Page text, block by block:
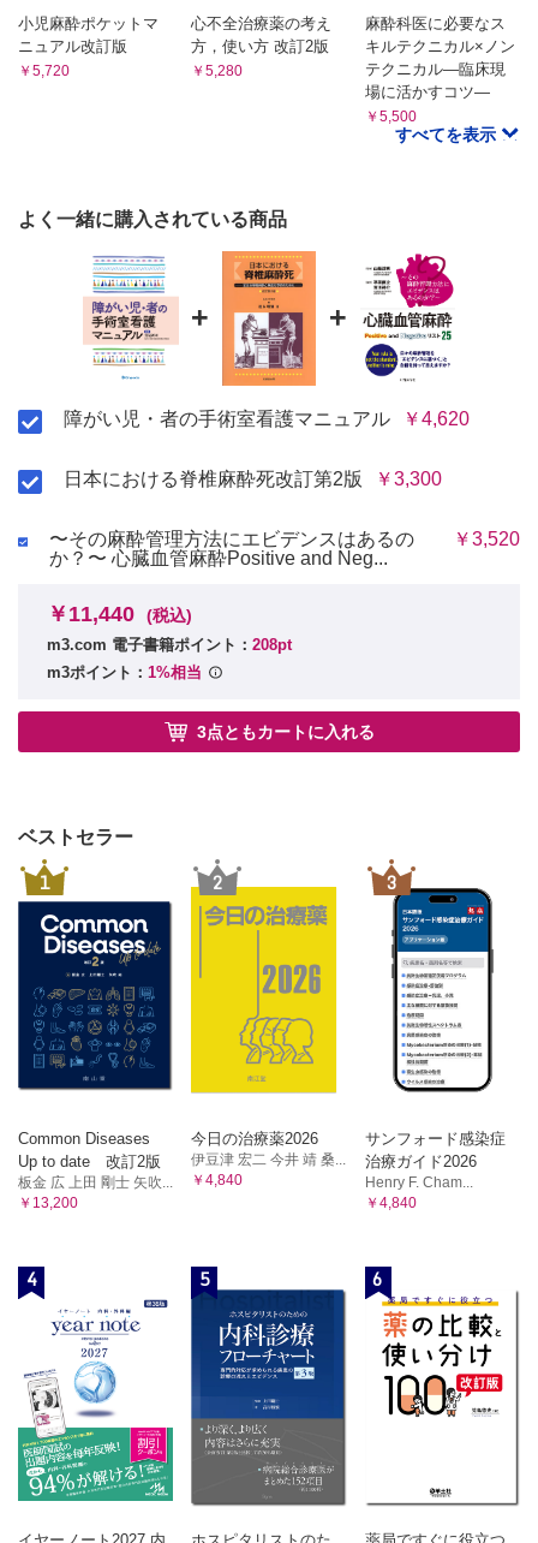
小児麻酔ポケットマ
ニュアル改訂版
￥5,720
心不全治療薬の考え
方，使い方 改訂2版
￥5,280
麻酔科医に必要なス
キルテクニカル×ノン
テクニカル―臨床現
場に活かすコツ―
￥5,500
すべてを表示
よく一緒に購入されている商品
+ +
障がい児・者の手術室看護マニュアル ￥4,620
日本における脊椎麻酔死改訂第2版 ￥3,300
〜その麻酔管理方法にエビデンスはあるの
か？〜 心臓血管麻酔Positive and Neg...
￥3,520
￥11,440 (税込)
m3.com 電子書籍ポイント： 208pt
m3ポイント： 1%相当
3点ともカートに入れる
ベストセラー
1
Common Diseases
Up to date 改訂2版
板金 広 上田 剛士 矢吹...
￥13,200
2
今日の治療薬2026
伊豆津 宏二 今井 靖 桑...
￥4,840
3
サンフォード感染症
治療ガイド2026
Henry F. Cham...
￥4,840
4 5 6